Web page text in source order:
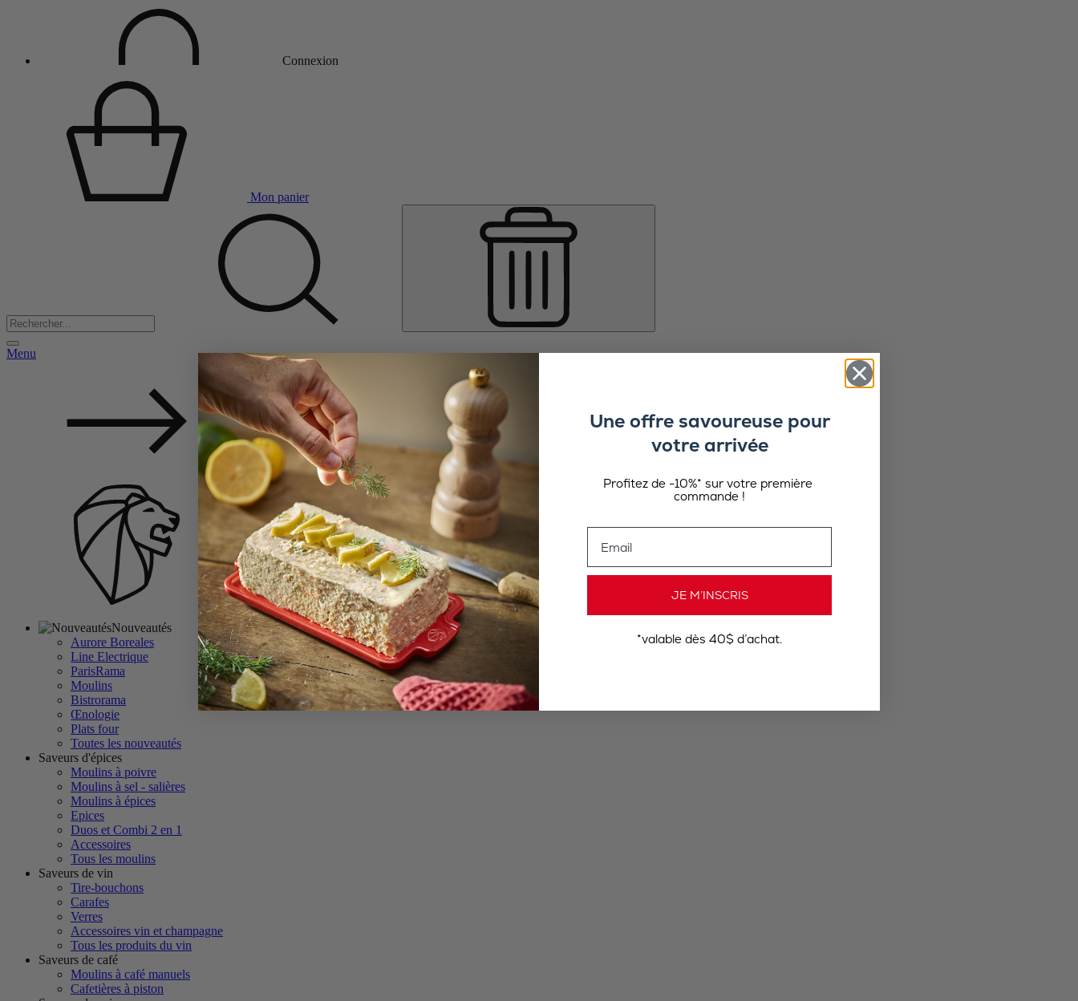
Connexion
Mon panier
Menu
Back
Nouveautés
Aurore Boreales
Line Electrique
ParisRama
Moulins
Bistrorama
Œnologie
Plats four
Toutes les nouveautés
Saveurs d'épices
Moulins à poivre
Moulins à sel - salières
Moulins à épices
Epices
Duos et Combi 2 en 1
Accessoires
Tous les moulins
Saveurs de vin
Tire-bouchons
Carafes
Verres
Accessoires vin et champagne
Tous les produits du vin
Saveurs de café
Moulins à café manuels
Cafetières à piston
Une offre savoureuse pour
votre arrivée
Profitez de -10%* sur votre première
commande !
JE M’INSCRIS
*valable dès 40$ d’achat.